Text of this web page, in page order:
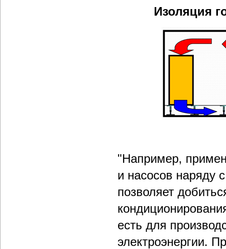
Изоляция
"Например,
и насосов наряду
позволяет
есть для
электроэнергии.